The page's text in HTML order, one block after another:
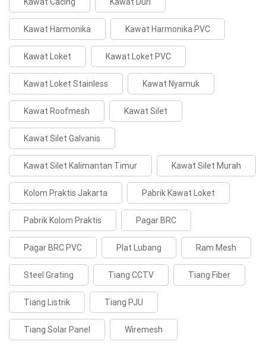
Kawat Harmonika Kawat Harmonika PVC
Kawat Loket Kawat Loket PVC
Kawat Loket Stainless Kawat Nyamuk
Kawat Roofmesh Kawat Silet
Kawat Silet Galvanis
Kawat Silet Kalimantan Timur Kawat Silet Murah
Kolom Praktis Jakarta Pabrik Kawat Loket
Pabrik Kolom Praktis Pagar BRC
Pagar BRC PVC Plat Lubang Ram Mesh
Steel Grating Tiang CCTV Tiang Fiber
Tiang Listrik Tiang PJU
Tiang Solar Panel Wiremesh